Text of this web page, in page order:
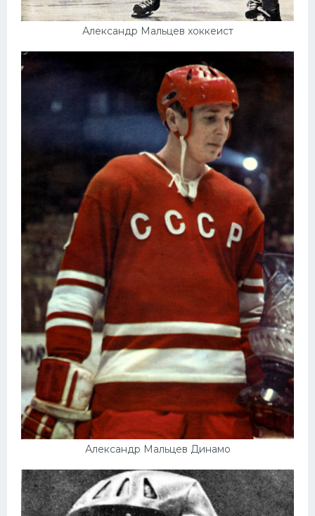
Александр Мальцев хоккеист
Александр Мальцев Динамо